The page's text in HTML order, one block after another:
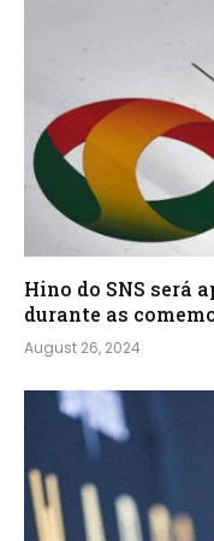
Hino do SNS será
durante as
August 26, 2024